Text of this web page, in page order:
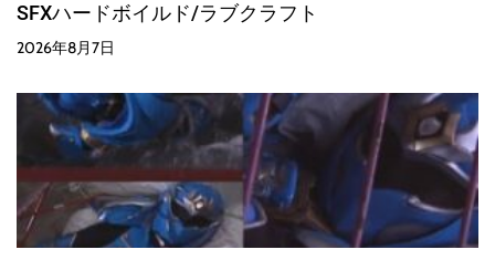
SFXハードボイルド/ラブクラフト
2026年8月7日